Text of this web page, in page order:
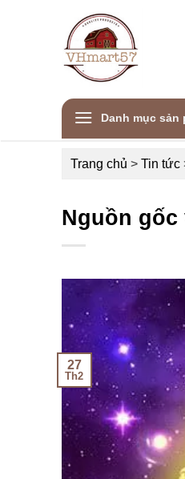
Danh mục sản
Trang chủ > Tin tức
Nguồn gốc
27
Th2